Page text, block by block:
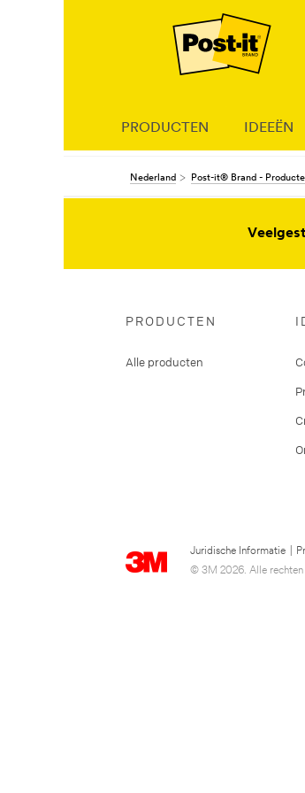
PRODUCTEN IDEEËN
Nederland Post-it® Brand -
PRODUCTEN
Alle producten
Juridische Informatie
© 3M 2026. Alle rechten